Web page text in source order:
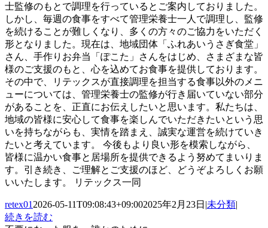
士監修のもとで調理を行っているとご案内しておりました。
しかし、毎週の食事をすべて管理栄養士一人で調理し、監修
を続けることが難しくなり、多くの方々のご協力をいただく
形となりました。現在は、地域団体「ふれあいうさぎ食堂」
さん、手作りお弁当「ぽこた」さんをはじめ、さまざまな皆
様のご支援のもと、心を込めてお食事を提供しております。
その中で、リテックスが直接調理を担当する食事以外のメニ
ューについては、管理栄養士の監修が行き届いていない部分
があることを、正直にお伝えしたいと思います。私たちは、
地域の皆様に安心して食事を楽しんでいただきたいという思
いを持ちながらも、実情を踏まえ、誠実な運営を続けていき
たいと考えています。 今後もより良い形を模索しながら、
皆様に温かい食事と居場所を提供できるよう努めてまいりま
す。引き続き、ご理解とご支援のほど、どうぞよろしくお願
いいたします。 リテックス一同
retex01 2026-05-11T09:08:43+09:002025年2月23日 |未分類|
続きを読む